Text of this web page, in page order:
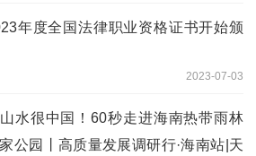
年度全国法律职业资格证书开始颁
2023-07-03
水很中国！60秒走进海南热带雨林
公园丨高质量发展调研行·海南站|天